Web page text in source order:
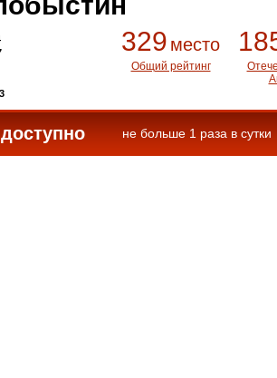
329 место
Общий рейтинг
не больше 1 раза в сутки